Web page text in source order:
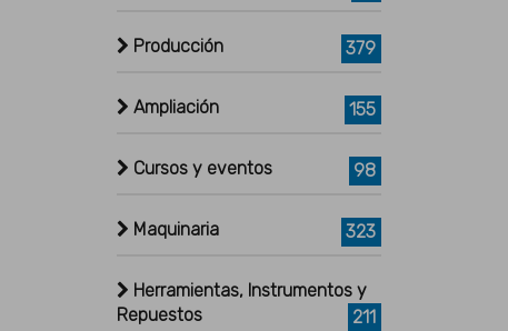
Producción 379
Ampliación 155
Cursos y eventos 98
Maquinaria 323
Herramientas, Instrumentos y
Repuestos
211